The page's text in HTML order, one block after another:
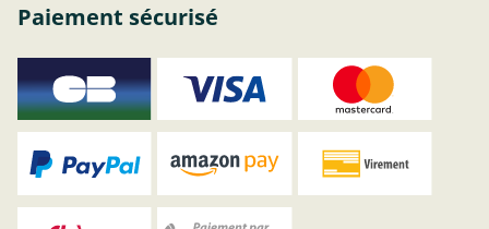
Paiement sécurisé